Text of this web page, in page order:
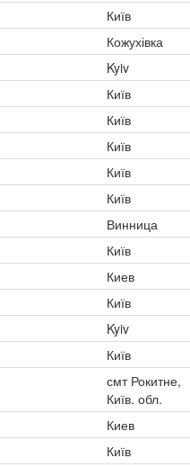
Київ
Кожухівка
Kyiv
Київ
Київ
Київ
Київ
Київ
Винница
Київ
Киев
Київ
Kyiv
Київ
смт Рокитне,
Київ. обл.
Киев
Київ